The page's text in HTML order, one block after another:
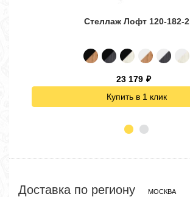
Стеллаж Лофт 120-182-2
23 179 ₽
Купить в 1 клик
Доставка по региону МОСКВА